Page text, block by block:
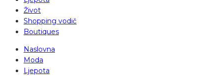
Život
Shopping vodič
Boutiques
Naslovna
Moda
Ljepota